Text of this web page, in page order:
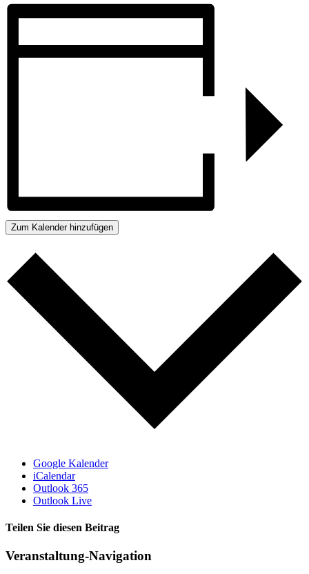
Zum Kalender hinzufügen
Google Kalender
iCalendar
Outlook 365
Outlook Live
Teilen Sie diesen Beitrag
Facebook
Veranstaltung-Navigation